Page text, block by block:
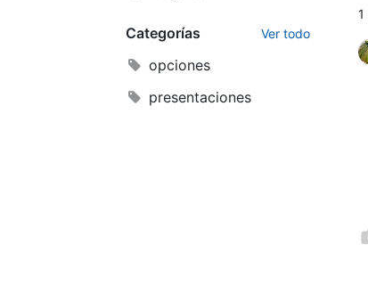
Categorías Ver todo
opciones
presentaciones
1